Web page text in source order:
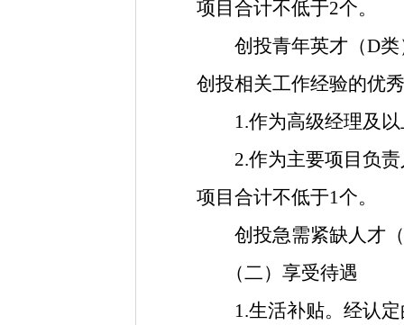
项目合计不低于2个。
创投青年英才（D类
创投相关工作经验的优
1.作为高级经理及以
2.作为主要项目负责
项目合计不低于1个。
创投急需紧缺人才（
（二）享受待遇
1.生活补贴。 经认